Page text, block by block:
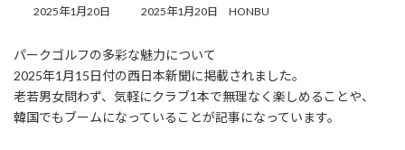
2025年1月20日
最
新
日
時
:
2025年1月20日 HONBU
パークゴルフの多彩な魅力について
2025年1月15日付の西日本新聞に掲載されました。
老若男女問わず、気軽にクラブ1本で無理なく楽しめることや、
韓国でもブームになっていることが記事になっています。